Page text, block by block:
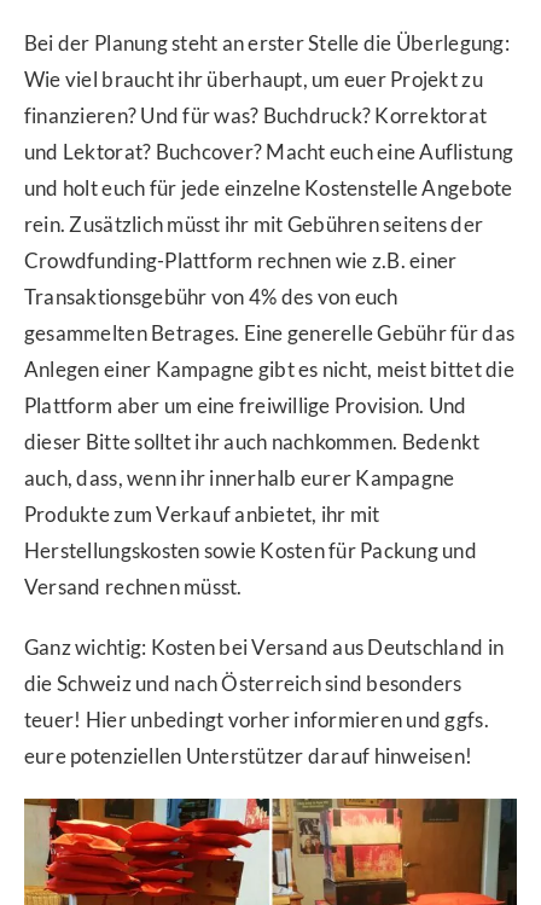
Bei der Planung steht an erster Stelle die Überlegung:
Wie viel braucht ihr überhaupt, um euer Projekt zu
finanzieren? Und für was? Buchdruck? Korrektorat
und Lektorat? Buchcover? Macht euch eine Auflistung
und holt euch für jede einzelne Kostenstelle Angebote
rein. Zusätzlich müsst ihr mit Gebühren seitens der
Crowdfunding-Plattform rechnen wie z.B. einer
Transaktionsgebühr von 4% des von euch
gesammelten Betrages. Eine generelle Gebühr für das
Anlegen einer Kampagne gibt es nicht, meist bittet die
Plattform aber um eine freiwillige Provision. Und
dieser Bitte solltet ihr auch nachkommen. Bedenkt
auch, dass, wenn ihr innerhalb eurer Kampagne
Produkte zum Verkauf anbietet, ihr mit
Herstellungskosten sowie Kosten für Packung und
Versand rechnen müsst.
Ganz wichtig: Kosten bei Versand aus Deutschland in
die Schweiz und nach Österreich sind besonders
teuer! Hier unbedingt vorher informieren und ggfs.
eure potenziellen Unterstützer darauf hinweisen!